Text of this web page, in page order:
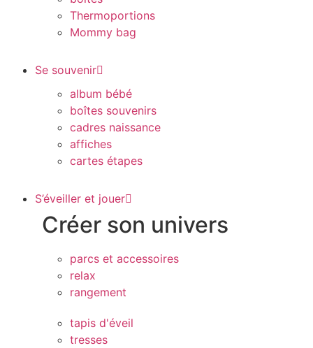
Thermoportions
Mommy bag
Se souvenir
album bébé
boîtes souvenirs
cadres naissance
affiches
cartes étapes
S’éveiller et jouer
Créer son univers
parcs et accessoires
relax
rangement
tapis d'éveil
tresses